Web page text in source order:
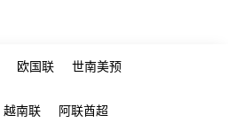
欧国联 世南美预
越南联 阿联酋超